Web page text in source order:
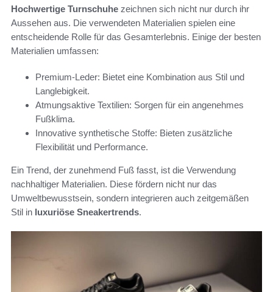
Hochwertige Turnschuhe zeichnen sich nicht nur durch ihr
Aussehen aus. Die verwendeten Materialien spielen eine
entscheidende Rolle für das Gesamterlebnis. Einige der besten
Materialien umfassen:
Premium-Leder: Bietet eine Kombination aus Stil und
Langlebigkeit.
Atmungsaktive Textilien: Sorgen für ein angenehmes
Fußklima.
Innovative synthetische Stoffe: Bieten zusätzliche
Flexibilität und Performance.
Ein Trend, der zunehmend Fuß fasst, ist die Verwendung
nachhaltiger Materialien. Diese fördern nicht nur das
Umweltbewusstsein, sondern integrieren auch zeitgemäßen
Stil in luxuriöse Sneakertrends.